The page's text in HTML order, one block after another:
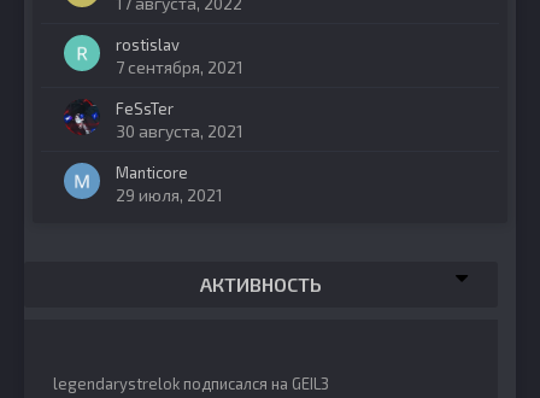
rostislav
7 сентября, 2021
FeSsTer
30 августа, 2021
Manticore
29 июля, 2021
АКТИВНОСТЬ
legendarystrelok подписался на GEIL3